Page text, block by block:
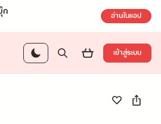
ก อ่านในแอป
เข้าสู่ระบบ